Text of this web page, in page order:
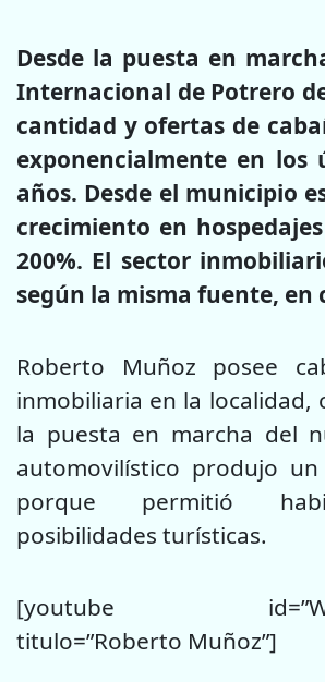
Desde la puesta en
Internacional de Potrero
cantidad y ofertas de
exponencialmente en los
años. Desde el municipio
crecimiento en
200%. El sector
según la misma fuente, en
Roberto Muñoz posee
inmobiliaria en la localidad,
la puesta en marcha del
automovilístico produjo
porque permitió
posibilidades turísticas.
[youtube
titulo=”Roberto Muñoz”]